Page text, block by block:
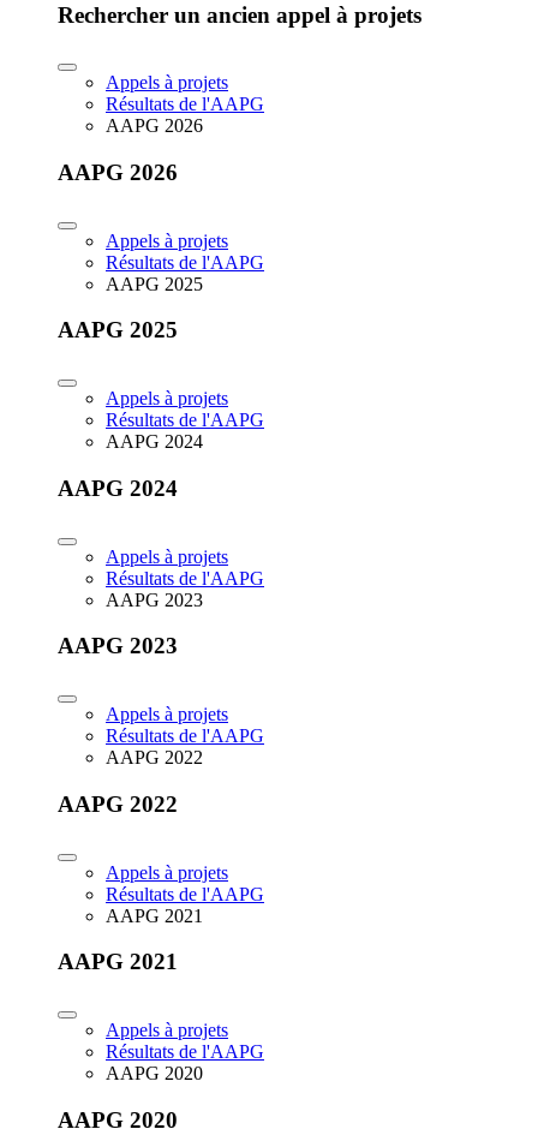
Rechercher un ancien appel à projets
Appels à projets
Résultats de l'AAPG
AAPG 2026
AAPG 2026
Appels à projets
Résultats de l'AAPG
AAPG 2025
AAPG 2025
Appels à projets
Résultats de l'AAPG
AAPG 2024
AAPG 2024
Appels à projets
Résultats de l'AAPG
AAPG 2023
AAPG 2023
Appels à projets
Résultats de l'AAPG
AAPG 2022
AAPG 2022
Appels à projets
Résultats de l'AAPG
AAPG 2021
AAPG 2021
Appels à projets
Résultats de l'AAPG
AAPG 2020
AAPG 2020